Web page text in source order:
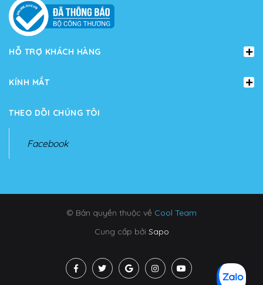
HỖ TRỢ KHÁCH HÀNG
KÍNH MẮT
THEO DÕI CHÚNG TÔI
Facebook
© Bản quyền thuộc về Cool Team
Cung cấp bởi Sapo